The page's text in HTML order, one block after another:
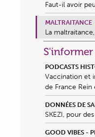
Faut-il avoir
MALTRAITANCE
La
S'informer
PODCASTS
Vaccination et
de France Rein
DONNÉES DE
SKEZI, pour
GOOD VIBES -